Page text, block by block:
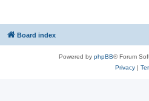
Board index
Powered by phpBB® Forum
Privacy|